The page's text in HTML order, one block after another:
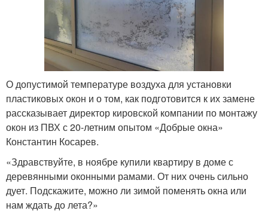
О допустимой температуре воздуха для установки
пластиковых окон и о том, как подготовится к их замене
рассказывает директор кировской компании по монтажу
окон из ПВХ с 20-летним опытом «Добрые окна»
Константин Косарев.
«Здравствуйте, в ноябре купили квартиру в доме с
деревянными оконными рамами. От них очень сильно
дует. Подскажите, можно ли зимой поменять окна или
нам ждать до лета?»